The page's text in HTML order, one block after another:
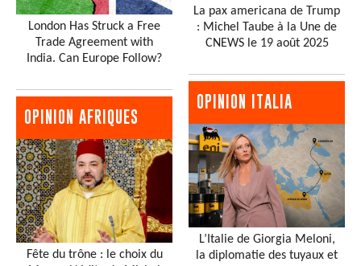
London Has Struck a Free
Trade Agreement with
India. Can Europe Follow?
OPINION AFRIQUES
Fête du trône : le choix du
La pax americana de Trump
: Michel Taube à la Une de
CNEWS le 19 août 2025
OPINION ITALIA
L’Italie de Giorgia Meloni,
la diplomatie des tuyaux et